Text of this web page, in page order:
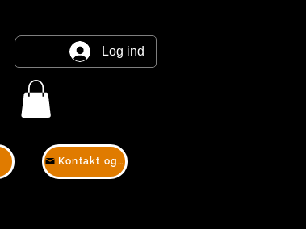
Log ind
Kontakt og tilbud